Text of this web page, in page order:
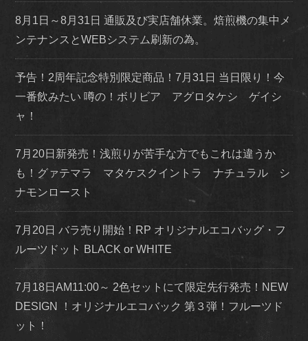
8月1日～8月31日 通販及び実店舗休業。焙煎機の集中メ
ンテナンスとWEBシステム刷新の為。
予告！2周年記念特別限定商品！7月31日 当日限り！今
一番飲みたい 噂の！ボリビア アグロタケシ ゲイシ
ャ！
7月20日新発売！浅煎りが苦手な方でもこれは違うか
も！グァテマラ マタケスクイントラ ナチュラル シ
ナモンロースト
7月20日 バラ売り開始！RP オリジナルエコバッグ・フ
ルーツドット BLACK or WHITE
7月18日AM11:00～ 2色セットにて限定先行発売！NEW
DESIGN ！オリジナルエコバック 第３弾！フルーツド
ット！